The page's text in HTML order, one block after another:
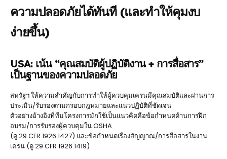
ความปลอดภัยได้ทันที (และทำให้คุมงบ
ง่ายขึ้น)
USA: เน้น “คุณสมบัติผู้ปฏิบัติงาน + การสื่อสาร”
เป็นฐานของความปลอดภัย
สหรัฐฯ ให้ความสำคัญกับการทำให้ผู้ควบคุมเครนมีคุณสมบัติและผ่านการ
ประเมิน/รับรองตามกรอบกฎหมายและแนวปฏิบัติที่ชัดเจน
ตัวอย่างอ้างอิงที่ทีมโครงการมักใช้เป็นแนวคิดคือข้อกำหนดด้านการฝึก
อบรม/การรับรองผู้ควบคุมใน OSHA
(ดู 29 CFR 1926.1427) และข้อกำหนดเรื่องสัญญาณ/การสื่อสารในงาน
เครน (ดู 29 CFR 1926.1419)